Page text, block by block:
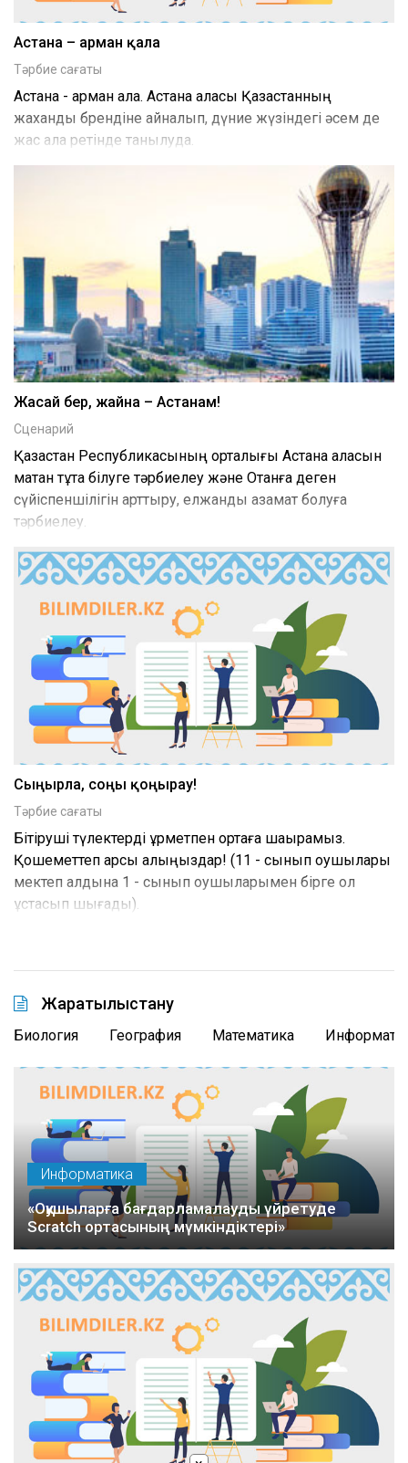
Астана – арман қала
Тәрбие сағаты
Астана - арман қала. Астана қаласы Қазақстанның
жахандық брендіне айналып, дүние жүзіндегі әсем де
жас қала ретінде танылуда.
Жасай бер, жайна – Астанам!
Сценарий
Қазақстан Республикасының орталығы Астана қаласын
мақтан тұта білуге тәрбиелеу және Отанға деген
сүйіспеншілігін арттыру, елжанды азамат болуға
тәрбиелеу.
Сыңғырла, соңғы қоңырау!
Тәрбие сағаты
Бітіруші түлектерді құрметпен ортаға шақырамыз.
Қошеметтеп қарсы алыңыздар! (11 - сынып оқушылары
мектеп алдына 1 - сынып оқушыларымен бірге қол
ұстасып шығады).
Жаратылыстану
Биология География Математика
Информатика
«Оқушыларға бағдарламалауды үйретуде
Scratch ортасының мүмкіндіктері»